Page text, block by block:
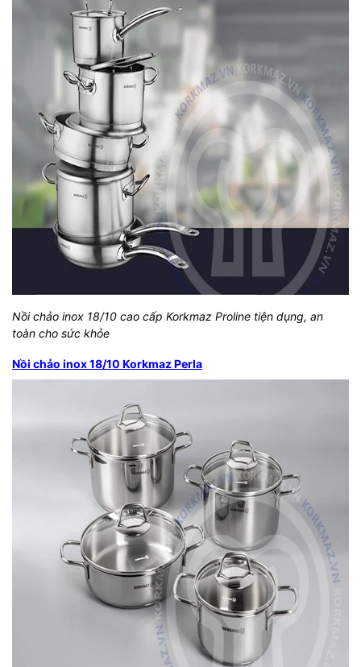
Nồi chảo inox 18/10 cao cấp Korkmaz Proline tiện dụng, an
toàn cho sức khỏe
Nồi chảo inox 18/10 Korkmaz Perla